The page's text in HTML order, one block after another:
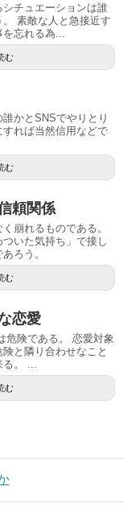
チュエーションは誰
素敵な人と急接近す
忘れる為...
む
かとSNSでやりとり
れば当然信用などで
む
頼関係
崩れるものである。
いた気持ち」で接し
ろう。
む
恋愛
危険である。 恋愛対象
と隣り合わせなこと
。 ...
む